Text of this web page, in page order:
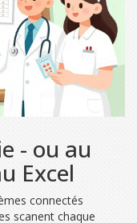
- ou au
Excel
connectés
scanent chaque